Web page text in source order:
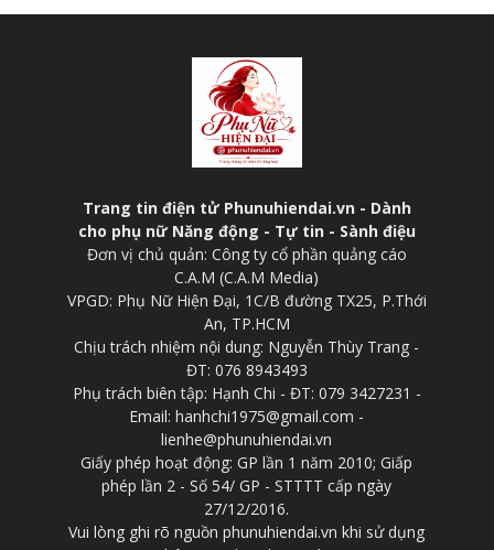
Trang tin điện tử Phunuhiendai.vn - Dành
cho phụ nữ Năng động - Tự tin - Sành điệu
Đơn vị chủ quản: Công ty cổ phần quảng cáo
C.A.M (C.A.M Media)
VPGD: Phụ Nữ Hiện Đại, 1C/B đường TX25, P.Thới
An, TP.HCM
Chịu trách nhiệm nội dung: Nguyễn Thùy Trang -
ĐT: 076 8943493
Phụ trách biên tập: Hạnh Chi - ĐT: 079 3427231 -
Email: hanhchi1975@gmail.com -
lienhe@phunuhiendai.vn
Giấy phép hoạt động: GP lần 1 năm 2010; Giấp
phép lần 2 - Số 54/ GP - STTTT cấp ngày
27/12/2016.
Vui lòng ghi rõ nguồn phunuhiendai.vn khi sử dụng